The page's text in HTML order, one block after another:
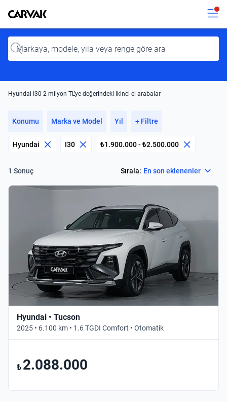
Kavak
Input
Hyundai I30 2 milyon TL’ye değerindeki ikinci el arabalar
Konumu Marka ve Model Yıl + Filtre
Hyundai I30 ₺1.900.000 - ₺2.500.000
1 Sonuç Sırala: En son eklenenler
Hyundai • Tucson
2025 • 6.100 km • 1.6 TGDI Comfort • Otomatik
₺ 2.088.000